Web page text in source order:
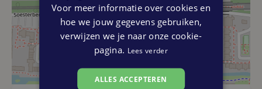
Voor meer informatie over cookies en
hoe we jouw gegevens gebruiken,
verwijzen we je naar onze cookie-
pagina. Lees verder
ALLES ACCEPTEREN